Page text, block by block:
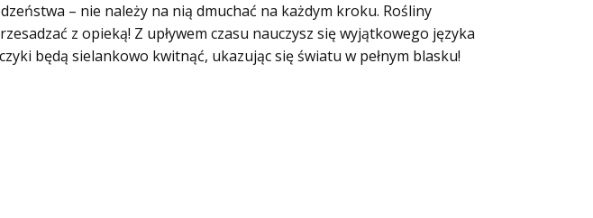
– nie należy na nią dmuchać na każdym kroku. Rośliny
z opieką! Z upływem czasu nauczysz się wyjątkowego języka
będą sielankowo kwitnąć, ukazując się światu w pełnym blasku!